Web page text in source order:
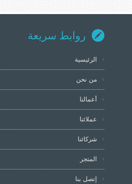
روابط سريعة
الرئيسية
من نحن
أعمالنا
عملائنا
شركائنا
المتجر
إتصل بنا